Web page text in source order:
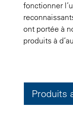
fonctionner
ont portée à
produits à
Produits